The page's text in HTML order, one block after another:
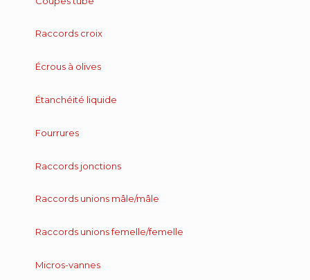
Raccords croix
Écrous à olives
Étanchéité liquide
Fourrures
Raccords jonctions
Raccords unions mâle/mâle
Raccords unions femelle/femelle
Micros-vannes